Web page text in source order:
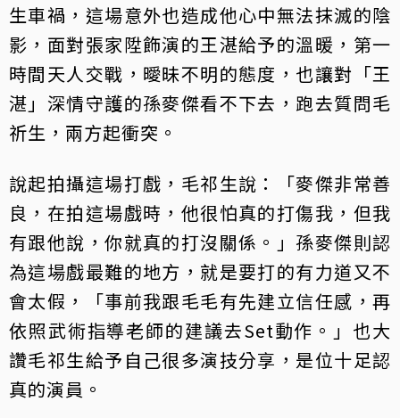
生車禍，這場意外也造成他心中無法抹滅的陰
影，面對張家陞飾演的王湛給予的溫暖，第一
時間天人交戰，曖昧不明的態度，也讓對「王
湛」深情守護的孫麥傑看不下去，跑去質問毛
祈生，兩方起衝突。
說起拍攝這場打戲，毛祁生說：「麥傑非常善
良，在拍這場戲時，他很怕真的打傷我，但我
有跟他說，你就真的打沒關係。」孫麥傑則認
為這場戲最難的地方，就是要打的有力道又不
會太假，「事前我跟毛毛有先建立信任感，再
依照武術指導老師的建議去Set動作。」也大
讚毛祁生給予自己很多演技分享，是位十足認
真的演員。